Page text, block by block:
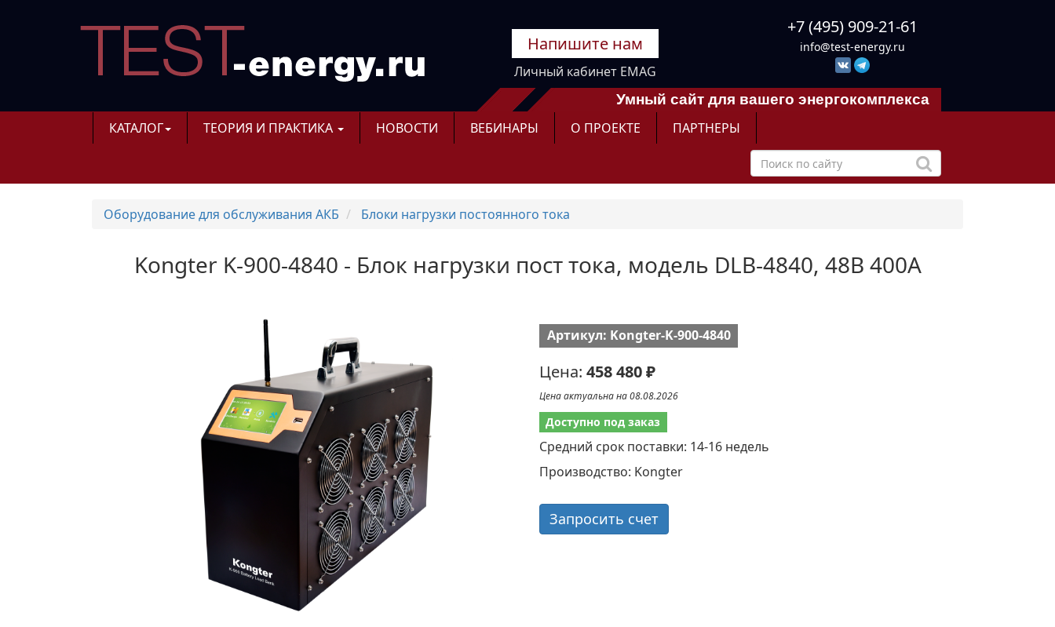
Напишите нам
Личный кабинет EMAG
+7 (495) 909-21-61
info@test-energy.ru
Умный сайт для вашего энергокомплекса
КАТАЛОГ ТЕОРИЯ И ПРАКТИКА НОВОСТИ ВЕБИНАРЫ О ПРОЕКТЕ ПАРТНЕРЫ
Оборудование для обслуживания АКБ Блоки нагрузки постоянного тока
Kongter K-900-4840 - Блок нагрузки пост тока, модель DLB-4840, 48В 400А
Артикул: Kongter-K-900-4840
Цена: 458 480 ₽
Цена актуальна на 08.08.2026
Доступно под заказ
Средний срок поставки: 14-16 недель
Производство: Kongter
Запросить счет